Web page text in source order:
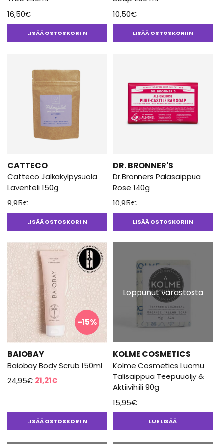
16,50€
LISÄÄ OSTOSKORIIN
10,50€
LISÄÄ OSTOSKORIIN
CATTECO
Catteco Jalkakylpysuola
Laventeli 150g
9,95€
LISÄÄ OSTOSKORIIN
DR. BRONNER'S
Dr.Bronners Palasaippua
Rose 140g
10,95€
LISÄÄ OSTOSKORIIN
-15%
BAIOBAY
Baiobay Body Scrub 150ml
24,95€ Alkuperäinen
24,95€.
21,21€Nykyinen
21,21€.
LISÄÄ OSTOSKORIIN
Loppunut varastosta
KOLME COSMETICS
Kolme Cosmetics Luomu
Talisaippua Teepuuöljy &
Aktiivihiili 90g
15,95€
LUE LISÄÄ